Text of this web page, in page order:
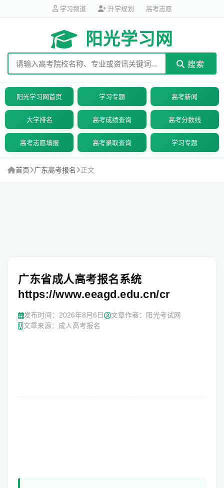
学习频道 升学规划 高考志愿
阳光学习网
搜索
阳光学习网首页 学习专题 高考新闻
大学排名 高考成绩查询 高考分数线
高考志愿填报 高考录取查询 学习专题
首页 广东高考报名 正文
广东省成人高考报名系统
https://www.eeagd.edu.cn/cr
发布时间： 2026年8月6日
文章作者：阳光考试网
文章来源：成人高考报名